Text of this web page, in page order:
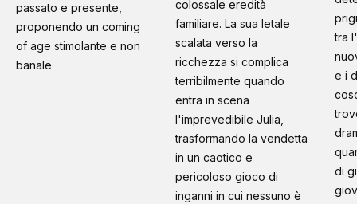
passato e presente,
proponendo un coming
of age stimolante e non
banale
colossale eredità
familiare. La sua letale
scalata verso la
ricchezza si complica
terribilmente quando
entra in scena
l'imprevedibile Julia,
trasformando la vendetta
in un caotico e
pericoloso gioco di
inganni in cui nessuno è
tra
e i
di